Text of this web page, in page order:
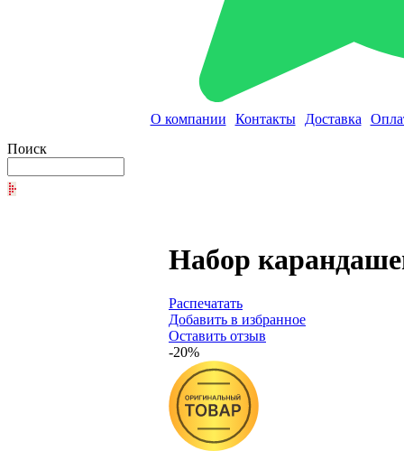
О компании Контакты Доставка
Поиск
Набор
Распечатать
Добавить в избранное
Оставить отзыв
-20%